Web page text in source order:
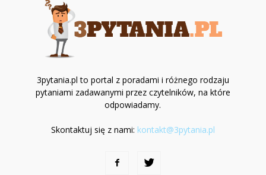
3pytania.pl to portal z poradami i różnego rodzaju
pytaniami zadawanymi przez czytelników, na które
odpowiadamy.
Skontaktuj się z nami: kontakt@3pytania.pl